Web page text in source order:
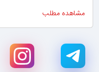
مشاهده مطلب